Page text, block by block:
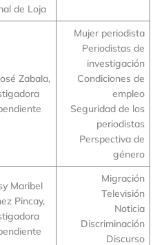
de Loja
Zabala,
Mujer periodista
Periodistas de
investigación
Condiciones de
empleo
Seguridad de los
periodistas
Perspectiva de
género
Maribel
Pincay,
Migración
Televisión
Noticia
Discriminación
Discurso